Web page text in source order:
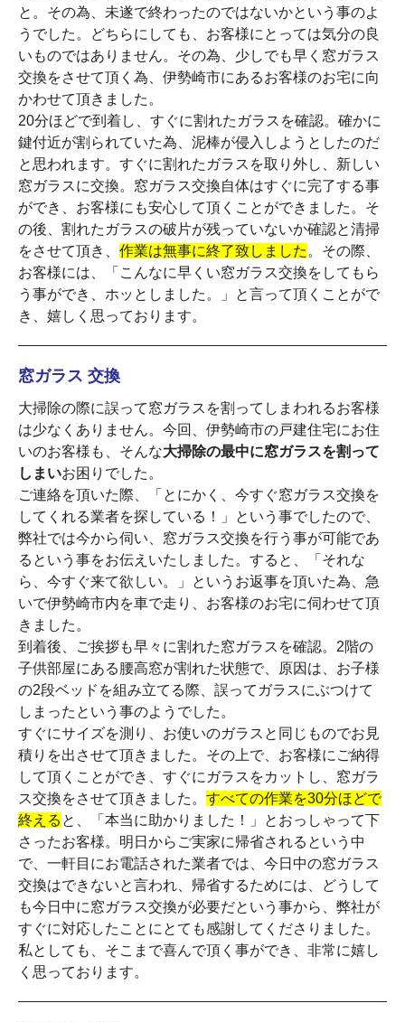
と。その為、未遂で終わったのではないかという事のよ
うでした。どちらにしても、お客様にとっては気分の良
いものではありません。その為、少しでも早く窓ガラス
交換をさせて頂く為、伊勢崎市にあるお客様のお宅に向
かわせて頂きました。
20分ほどで到着し、すぐに割れたガラスを確認。確かに
鍵付近が割られていた為、泥棒が侵入しようとしたのだ
と思われます。すぐに割れたガラスを取り外し、新しい
窓ガラスに交換。窓ガラス交換自体はすぐに完了する事
ができ、お客様にも安心して頂くことができました。そ
の後、割れたガラスの破片が残っていないか確認と清掃
をさせて頂き、 作業は無事に終了致しました 。その際、
お客様には、「こんなに早くい窓ガラス交換をしてもら
う事ができ、ホッとしました。」と言って頂くことがで
き、嬉しく思っております。
窓ガラス 交換
大掃除の際に誤って窓ガラスを割ってしまわれるお客様
は少なくありません。今回、伊勢崎市の戸建住宅にお住
いのお客様も、そんな大掃除の最中に窓ガラスを割って
しまいお困りでした。
ご連絡を頂いた際、「とにかく、今すぐ窓ガラス交換を
してくれる業者を探している！」という事でしたので、
弊社では今から伺い、窓ガラス交換を行う事が可能であ
るという事をお伝えいたしました。すると、「それな
ら、今すぐ来て欲しい。」というお返事を頂いた為、急
いで伊勢崎市内を車で走り、お客様のお宅に伺わせて頂
きました。
到着後、ご挨拶も早々に割れた窓ガラスを確認。2階の
子供部屋にある腰高窓が割れた状態で、原因は、お子様
の2段ベッドを組み立てる際、誤ってガラスにぶつけて
しまったという事のようでした。
すぐにサイズを測り、お使いのガラスと同じものでお見
積りを出させて頂きました。その上で、お客様にご納得
して頂くことができ、すぐにガラスをカットし、窓ガラ
ス交換をさせて頂きました。 すべての作業を30分ほどで
終える と、「本当に助かりました！」とおっしゃって下
さったお客様。明日からご実家に帰省されるという中
で、一軒目にお電話された業者では、今日中の窓ガラス
交換はできないと言われ、帰省するためには、どうして
も今日中に窓ガラス交換が必要だという事から、弊社が
すぐに対応したことにとても感謝してくださりました。
私としても、そこまで喜んで頂く事ができ、非常に嬉し
く思っております。